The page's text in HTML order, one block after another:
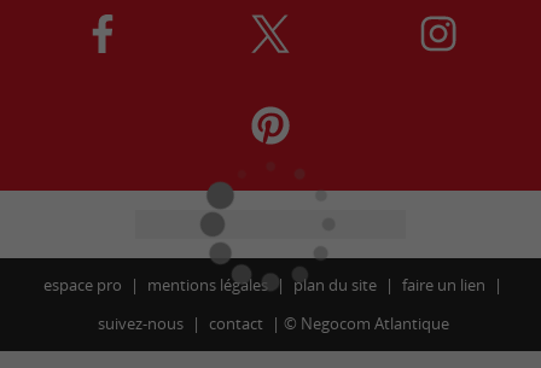
espace pro mentions légales plan du site
faire un lien
suivez-nous
contact © Negocom Atlantique